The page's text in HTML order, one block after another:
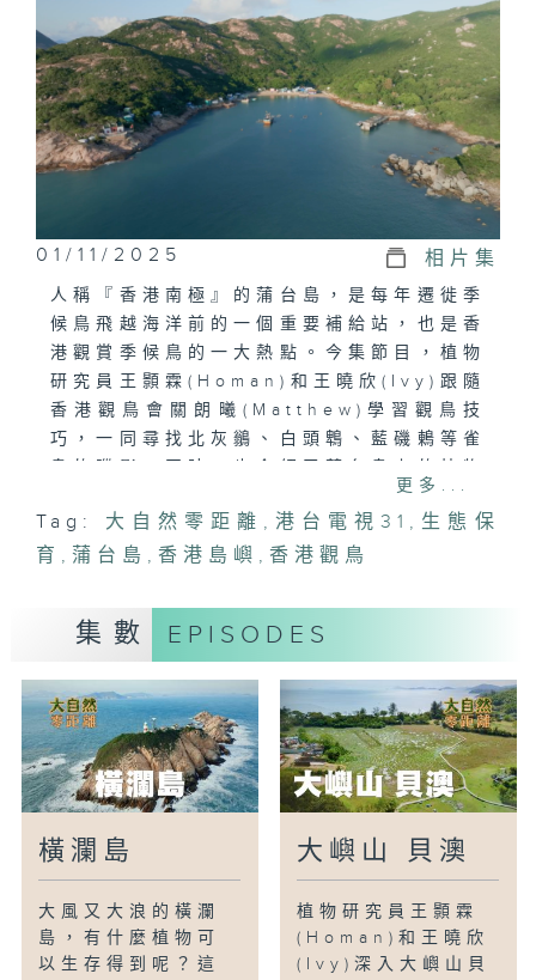
01/11/2025 相片集
人稱『香港南極』的蒲台島，是每年遷徙季
候鳥飛越海洋前的一個重要補給站，也是香
港觀賞季候鳥的一大熱點。今集節目，植物
研究員王顥霖(Homan)和王曉欣(Ivy)跟隨
香港觀鳥會關朗曦(Matthew)學習觀鳥技
巧，一同尋找北灰鶲、白頭鵯、藍磯鶇等雀
蛛絲毛藍耳草，其擁有因溫差變異而花開、
花閉合的神奇特性，見證大自然的奇妙景
觀。
更多...
Tag: 大自然零距離 , 港台電視31 , 生態保
育 ,蒲台島 , 香港島嶼 , 香港觀鳥
集數 EPISODES
橫瀾島
大風又大浪的橫瀾
島，有什麼植物可
以生存得到呢？這
大嶼山 貝澳
植物研究員王顥霖
(Homan)和王曉欣
(Ivy)深入大嶼山貝